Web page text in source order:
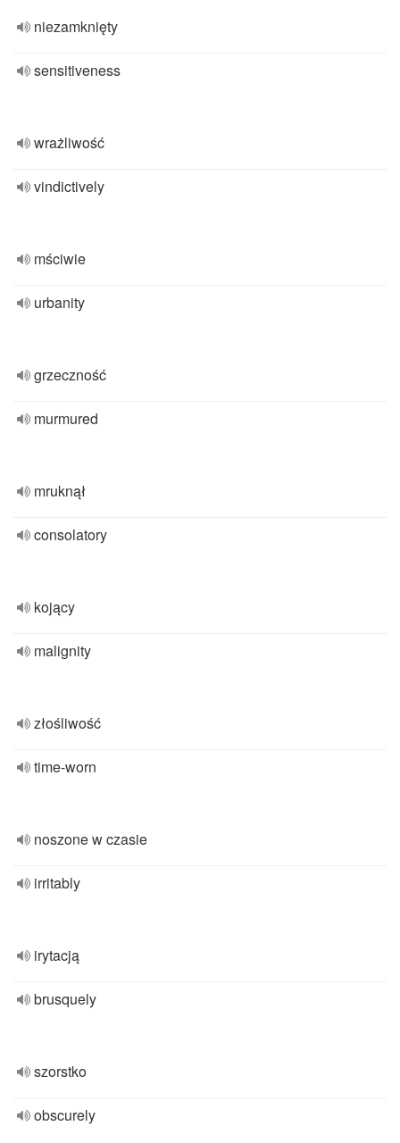
niezamknięty
sensitiveness
wrażliwość
vindictively
mściwie
urbanity
grzeczność
murmured
mruknął
consolatory
kojący
malignity
złośliwość
time-worn
noszone w czasie
irritably
irytacją
brusquely
szorstko
obscurely